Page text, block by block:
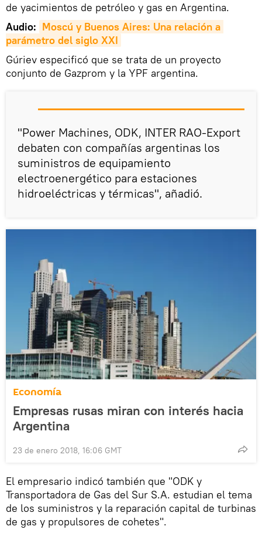
de yacimientos de petróleo y gas en Argentina.
Audio: Moscú y Buenos Aires: Una relación a
parámetro del siglo XXI
Gúriev especificó que se trata de un proyecto
conjunto de Gazprom y la YPF argentina.
"Power Machines, ODK, INTER RAO-Export
debaten con compañías argentinas los
suministros de equipamiento
electroenergético para estaciones
hidroeléctricas y térmicas", añadió.
Economía
Empresas rusas miran con interés hacia
Argentina
23 de enero 2018, 16:06 GMT
El empresario indicó también que "ODK y
Transportadora de Gas del Sur S.A. estudian el tema
de los suministros y la reparación capital de turbinas
de gas y propulsores de cohetes".